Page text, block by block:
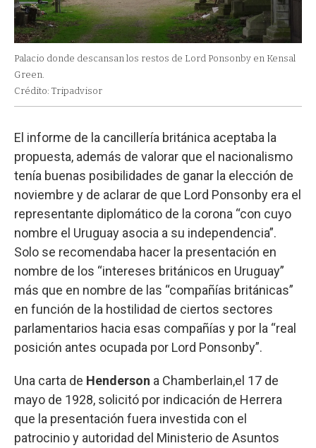
Palacio donde descansan los restos de Lord Ponsonby en Kensal
Green.
Crédito: Tripadvisor
El informe de la cancillería británica aceptaba la
propuesta, además de valorar que el nacionalismo
tenía buenas posibilidades de ganar la elección de
noviembre y de aclarar de que Lord Ponsonby era el
representante diplomático de la corona “con cuyo
nombre el Uruguay asocia a su independencia”.
Solo se recomendaba hacer la presentación en
nombre de los “intereses británicos en Uruguay”
más que en nombre de las “compañías británicas”
en función de la hostilidad de ciertos sectores
parlamentarios hacia esas compañías y por la “real
posición antes ocupada por Lord Ponsonby”.
Una carta de Henderson a Chamberlain,el 17 de
mayo de 1928, solicitó por indicación de Herrera
que la presentación fuera investida con el
patrocinio y autoridad del Ministerio de Asuntos